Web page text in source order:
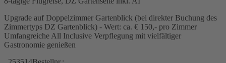
Upgrade auf Doppelzimmer Gartenblick (bei direkter Buchung des
Zimmertyps DZ Gartenblick) - Wert: ca. € 150,- pro Zimmer
Umfangreiche All Inclusive Verpflegung mit vielfältiger
Gastronomie genießen